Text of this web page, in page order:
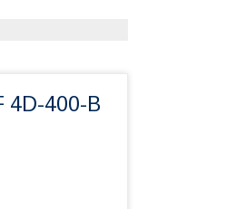
4D-400-B